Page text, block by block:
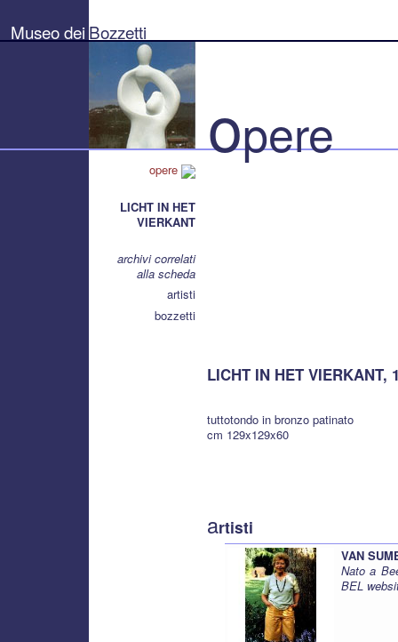
Bozzetti
"Pierluigi
Museo dei Bozzetti
opere
LICHT IN HET
VIERKANT
archivi correlati
alla scheda
artisti
bozzetti
opere
LICHT IN HET VIERKANT,
tuttotondo in bronzo patinato
cm 129x129x60
artisti
VAN
Nato a
BEL